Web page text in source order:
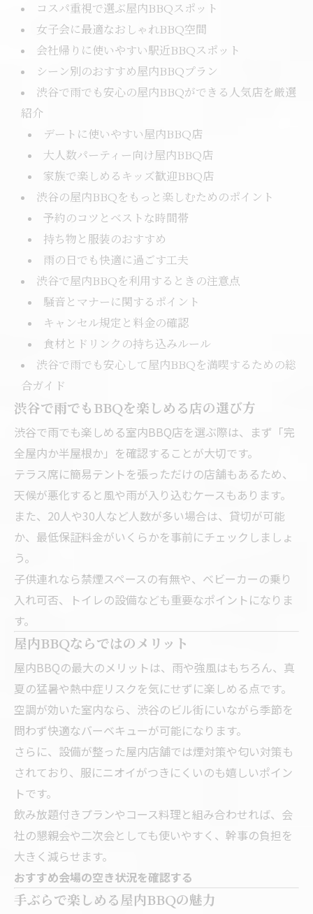
コスパ重視で選ぶ屋内BBQスポット
女子会に最適なおしゃれBBQ空間
会社帰りに使いやすい駅近BBQスポット
シーン別のおすすめ屋内BBQプラン
渋谷で雨でも安心の屋内BBQができる人気店を厳選
紹介
デートに使いやすい屋内BBQ店
大人数パーティー向け屋内BBQ店
家族で楽しめるキッズ歓迎BBQ店
渋谷の屋内BBQをもっと楽しむためのポイント
予約のコツとベストな時間帯
持ち物と服装のおすすめ
雨の日でも快適に過ごす工夫
渋谷で屋内BBQを利用するときの注意点
騒音とマナーに関するポイント
キャンセル規定と料金の確認
食材とドリンクの持ち込みルール
渋谷で雨でも安心して屋内BBQを満喫するための総
合ガイド
渋谷で雨でもBBQを楽しめる店の選び方
渋谷で雨でも楽しめる室内BBQ店を選ぶ際は、まず「完
全屋内か半屋根か」を確認することが大切です。
テラス席に簡易テントを張っただけの店舗もあるため、
天候が悪化すると風や雨が入り込むケースもあります。
また、20人や30人など人数が多い場合は、貸切が可能
か、最低保証料金がいくらかを事前にチェックしましょ
う。
子供連れなら禁煙スペースの有無や、ベビーカーの乗り
入れ可否、トイレの設備なども重要なポイントになりま
す。
屋内BBQならではのメリット
屋内BBQの最大のメリットは、雨や強風はもちろん、真
夏の猛暑や熱中症リスクを気にせずに楽しめる点です。
空調が効いた室内なら、渋谷のビル街にいながら季節を
問わず快適なバーベキューが可能になります。
さらに、設備が整った屋内店舗では煙対策や匂い対策も
されており、服にニオイがつきにくいのも嬉しいポイン
トです。
飲み放題付きプランやコース料理と組み合わせれば、会
社の懇親会や二次会としても使いやすく、幹事の負担を
大きく減らせます。
おすすめ会場の空き状況を確認する
手ぶらで楽しめる屋内BBQの魅力